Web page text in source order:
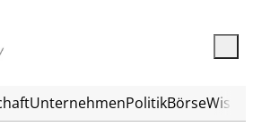
UnternehmenPolitikBörse